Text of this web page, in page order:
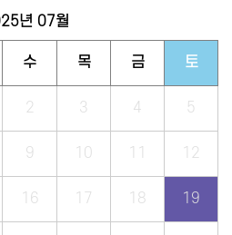
년 07월
수 목 금 토
2 3 4 5
9 10 11 12
16 17 18 19